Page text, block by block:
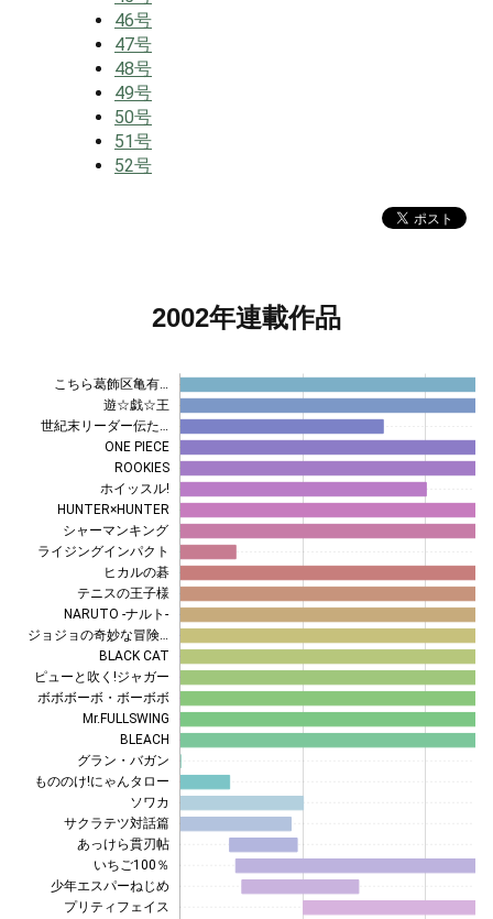
46号
47号
48号
49号
50号
51号
52号
2002年連載作品
ジョジョの奇妙な冒険…
こちら葛飾区亀有…
世紀末リーダー伝た…
ROOKIES
HUNTER×HUNTER
ライジングインパクト
テニスの王子様
ジョジョの奇妙な冒険…
ピューと吹く!ジャガー
Mr.FULLSWING
グラン・バガン
ソワカ
あっけら貫刃帖
少年エスパーねじめ
遊☆戯☆王
ONE PIECE
ホイッスル!
シャーマンキング
ヒカルの碁
NARUTO -ナルト-
BLACK CAT
ボボボーボ・ボーボボ
BLEACH
もののけ!にゃんタロー
サクラテツ対話篇
いちご100％
プリティフェイス